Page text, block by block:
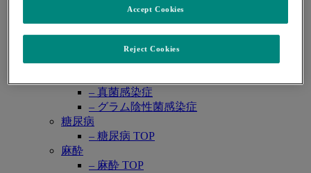
– RSウイルス感染症
感染症
– 感染症 TOP
– COVID-19
– サイトメガロウイルス感染症
– 真菌感染症
– グラム陰性菌感染症
糖尿病
– 糖尿病 TOP
麻酔
– 麻酔 TOP
Reject Cookies
Accept Cookies